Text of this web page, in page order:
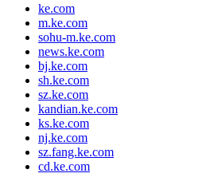
ke.com
m.ke.com
sohu-m.ke.com
news.ke.com
bj.ke.com
sh.ke.com
sz.ke.com
kandian.ke.com
ks.ke.com
nj.ke.com
sz.fang.ke.com
cd.ke.com